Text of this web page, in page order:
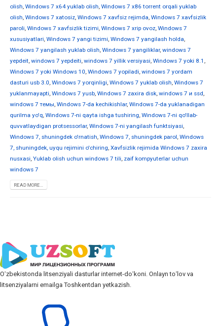
olish, Windows 7 x64 yuklab olish, Windows 7 x86 torrent orqali yuklab
olish, Windows 7 xatosiz, Windows 7 xavfsiz rejimda, Windows 7 xavfsizlik
paroli, Windows 7 xavfsizlik tizimi, Windows 7 xrip ovoz, Windows 7
xususiyatlari, Windows 7 yangi tizimi, Windows 7 yangilash holda,
Windows 7 yangilash yuklab olish, Windows 7 yangiliklar, windows 7
yepdeit, windows 7 yepdeiti, windows 7 yillik versiyasi, Windows 7 yoki 8.1 ,
Windows 7 yoki Windows 10, Windows 7 yopiladi, windows 7 yordam
dasturi usb 3.0, Windows 7 yorqinligi, Windows 7 yuklab olish, Windows 7
yuklanmayapti, Windows 7 yusb, Windows 7 zaxira disk, windows 7 и ssd,
windows 7 темы, Windows 7-da kechikishlar, Windows 7-da yuklanadigan
qurilma yo'q, Windows 7-ni qayta ishga tushiring, Windows 7-ni qo'llab-
quvvatlaydigan protsessorlar, Windows 7-ni yangilash funktsiyasi,
Windows 7, shuningdek o'rnatish, Windows 7, shuningdek parol, Windows
7, shuningdek, uyqu rejimini o'chiring, Xavfsizlik rejimida Windows 7 zaxira
nusxasi, Yuklab olish uchun windows 7 tili, zaif kompyuterlar uchun
windows 7
READ MORE...
Oʻzbekistonda litsenziyali dasturlar internet-doʻkoni. Onlayn toʻlov va
litsenziyalarni emailga Toshkentdan yetkazish.